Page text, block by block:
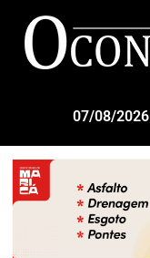
07/08/2026